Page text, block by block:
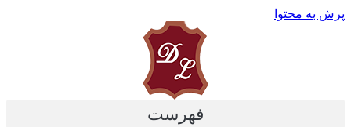
پرش به محتوا
فهرست